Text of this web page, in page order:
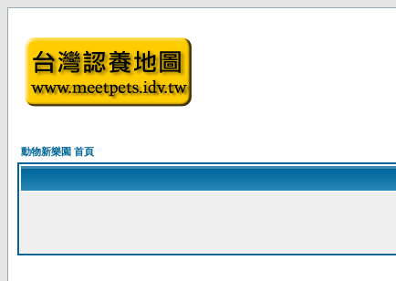
動物新樂園 首頁